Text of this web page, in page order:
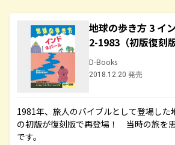
地球の歩き方 3 イ
2-1983（初版復刻版
D-Books
2018.12.20 発売
1981年、旅人のバイブルとして登場した
の初版が復刻版で再登場！ 当時の旅を
です。